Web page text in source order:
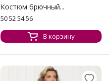
Костюм брючный...
50 52 54 56
В корзину